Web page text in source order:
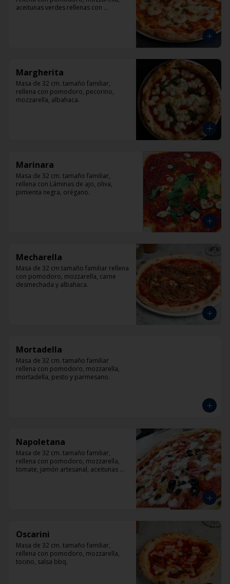
aceitunas verdes rellenas con
Margherita
Masa de 32 cm. tamaño familiar,
rellena con pomodoro, pecorino,
mozzarella, albahaca.
Marinara
Masa de 32 cm. tamaño familiar,
rellena con Láminas de ajo, oliva,
pimienta negra, orégano.
Mecharella
Masa de 32 cm tamaño familiar rellena
con pomodoro, mozzarella, carne
desmechada y albahaca.
Mortadella
Masa de 32 cm. tamaño familiar
rellena con pomodoro, mozzarella,
mortadella, pesto y parmesano.
Napoletana
Masa de 32 cm. tamaño familiar,
rellena con pomodoro, mozzarella,
tomate, jamón artesanal, aceitunas
Oscarini
Masa de 32 cm. tamaño familiar,
rellena con pomodoro, mozzarella,
tocino, salsa bbq.